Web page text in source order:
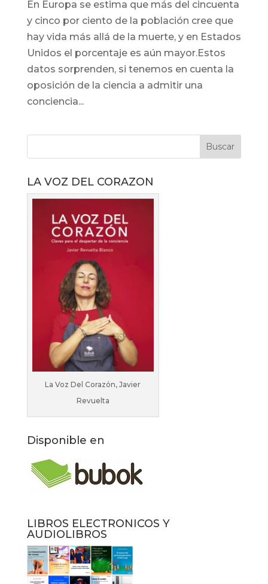
En Europa se estima que más del cincuenta
y cinco por ciento de la población cree que
hay vida más allá de la muerte, y en Estados
Unidos el porcentaje es aún mayor.Estos
datos sorprenden, si tenemos en cuenta la
oposición de la ciencia a admitir una
conciencia...
LA VOZ DEL CORAZON
La Voz Del Corazón, Javier
Revuelta
Disponible en
LIBROS ELECTRONICOS Y
AUDIOLIBROS